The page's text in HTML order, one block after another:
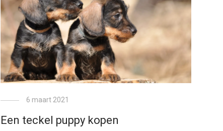
6 maart 2021
Een teckel puppy kopen